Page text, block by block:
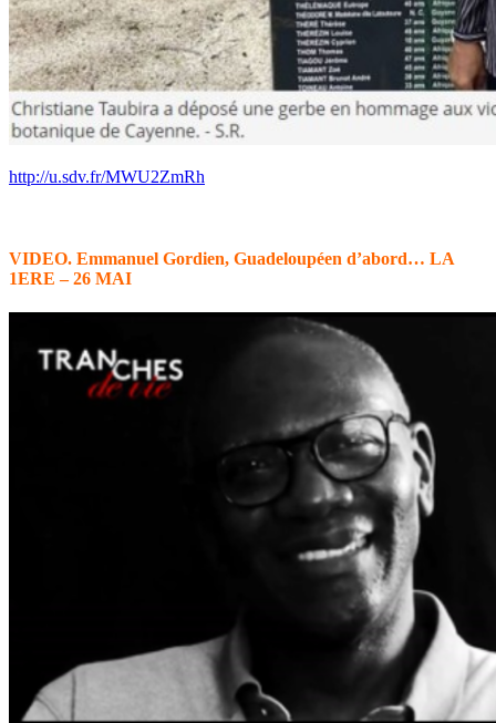
http://u.sdv.fr/MWU2ZmRh
VIDEO. Emmanuel Gordien, Guadeloupéen d’abord… LA
1ERE – 26 MAI